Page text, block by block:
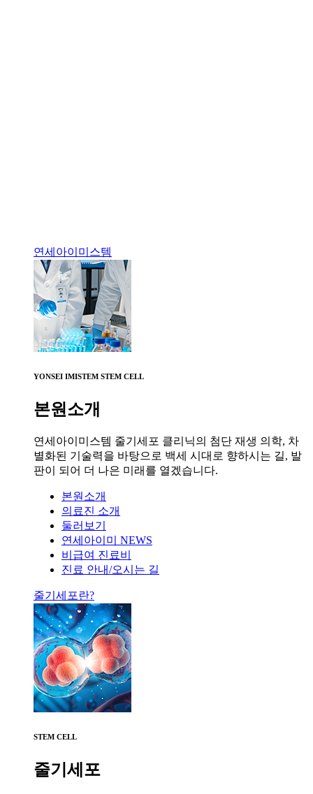
연세아이미스템
YONSEI IMISTEM STEM CELL
본원소개
연세아이미스템 줄기세포 클리닉의 첨단 재생 의학, 차
별화된 기술력을 바탕으로 백세 시대로 향하시는 길, 발
판이 되어 더 나은 미래를 열겠습니다.
본원소개
의료진 소개
둘러보기
연세아이미 NEWS
비급여 진료비
진료 안내/오시는 길
줄기세포란?
STEM CELL
줄기세포